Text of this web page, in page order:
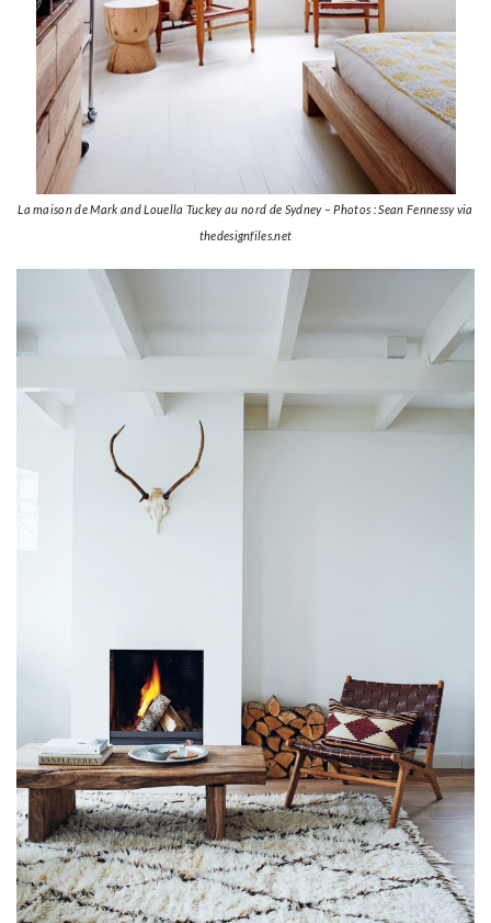
La maison de Mark and Louella Tuckey au nord de Sydney – Photos : Sean Fennessy via
thedesignfiles.net